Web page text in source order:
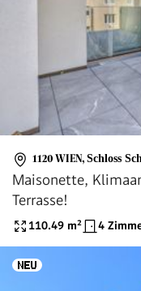
1120 WIEN, Schloss
Maisonette,
Terrasse!
110.49 m² 4